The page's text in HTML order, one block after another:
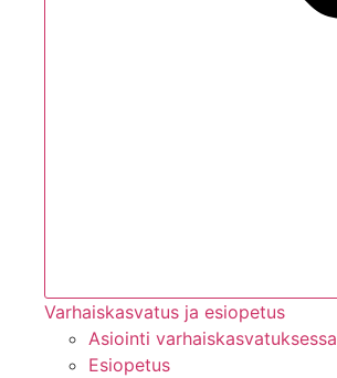
Varhaiskasvatus ja esiopetus
Asiointi varhaiskasvatuksessa
Esiopetus